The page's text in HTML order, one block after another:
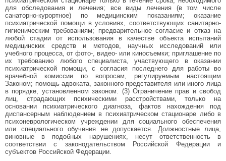
для обследования и лечения; все виды лечения (в том числе
санаторно-курортное) по медицинским показаниям; оказание
психиатрической помощи в условиях, соответствующих санитарно-
гигиеническим требованиям; предварительное согласие и отказ на
любой стадии от использования в качестве объекта испытаний
медицинских средств и методов, научных исследований или
учебного процесса, от фото-, видео- или киносъемки; приглашение по
их требованию любого специалиста, участвующего в оказании
психиатрической помощи, с согласия последнего для работы во
врачебной комиссии по вопросам, регулируемым настоящим
Законом; помощь адвоката, законного представителя или иного лица
в порядке, установленном законом. (3) Ограничение прав и свобод
лиц, страдающих психическими расстройствами, только на
основании психиатрического диагноза, фактов нахождения под
диспансерным наблюдением в психиатрическом стационаре либо в
психоневрологическом учреждении для социального обеспечения
или специального обучения не допускается. Должностные лица,
виновные в подобных нарушениях, несут ответственность в
соответствии с законодательством Российской Федерации и
субъектов Российской Федерации.